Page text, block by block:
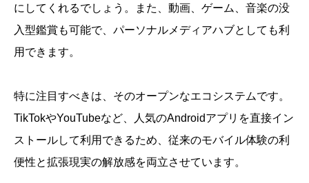
にしてくれるでしょう。また、動画、ゲーム、音楽の没
入型鑑賞も可能で、パーソナルメディアハブとしても利
用できます。
特に注目すべきは、そのオープンなエコシステムです。
TikTokやYouTubeなど、人気のAndroidアプリを直接イン
ストールして利用できるため、従来のモバイル体験の利
便性と拡張現実の解放感を両立させています。